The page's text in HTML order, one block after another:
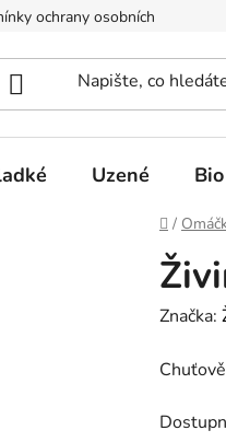
ochrany osobních údajů
Uzené Bio
Domů
/
Značka: